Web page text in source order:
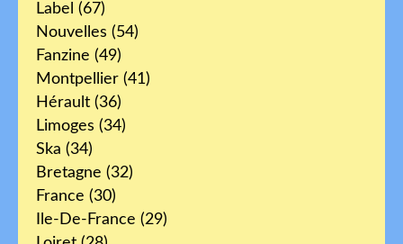
Label (67)
Nouvelles (54)
Fanzine (49)
Montpellier (41)
Hérault (36)
Limoges (34)
Ska (34)
Bretagne (32)
France (30)
Ile-De-France (29)